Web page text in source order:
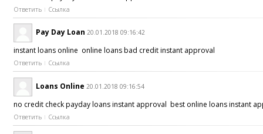
Ответить Ссылка
Pay Day Loan 20.01.2018 09:16:42
instant loans online online loans bad credit instant approval
Ответить Ссылка
Loans Online 20.01.2018 09:16:54
no credit check payday loans instant approval best online loans instant
Ответить Ссылка